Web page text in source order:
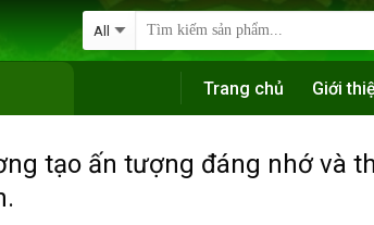
Trang chủ Giới
tạo ấn tượng đáng nhớ và